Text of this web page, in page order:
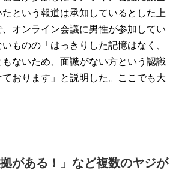
という報道は承知しているとした上
オンライン会議に男性が参加してい
ものの「はっきりした記憶はなく、
ないため、面識がない方という認識
おります」と説明した。ここでも大
がある！」など複数のヤジが